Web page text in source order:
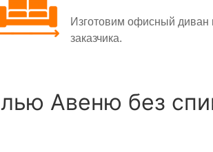
Изготовим офисный диван
заказчика.
Авеню без